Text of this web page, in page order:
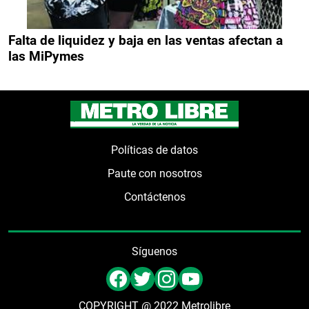
Falta de liquidez y baja en las ventas afectan a
las MiPymes
Políticas de datos
Paute con nosotros
Contáctenos
Síguenos
COPYRIGHT @ 2022 Metrolibre